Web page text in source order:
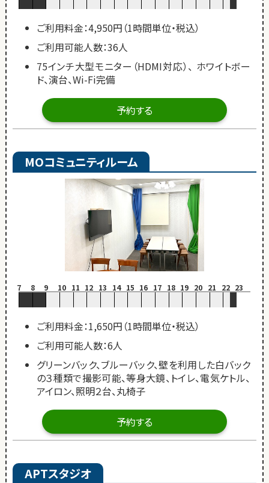
ご利用料金：4,950円（1時間単位・税込）
ご利用可能人数：36人
75インチ大型モニター（HDMI対応）、 ホワイトボー
ド、演台、Wi-Fi完備
予約する
MOコミュニティルーム
7 8 9 10 11 12 13 14 15 16 17 18 19 20 21 22 23
ご利用料金：1,650円（1時間単位・税込）
ご利用可能人数：6人
グリーンバック、ブルーバック、壁を利用した白バック
の３種類で撮影可能、等身大鏡、トイレ、電気ケトル、
アイロン、照明２台、丸椅子
予約する
APTスタジオ